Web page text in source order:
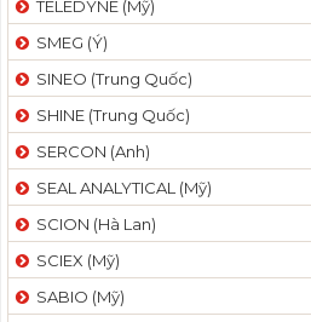
TELEDYNE (Mỹ)
SMEG (Ý)
SINEO (Trung Quốc)
SHINE (Trung Quốc)
SERCON (Anh)
SEAL ANALYTICAL (Mỹ)
SCION (Hà Lan)
SCIEX (Mỹ)
SABIO (Mỹ)